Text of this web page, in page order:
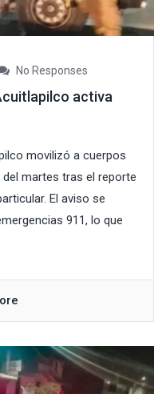
No Responses
activa
movilizó a cuerpos
martes tras el reporte
El aviso se
911, lo que